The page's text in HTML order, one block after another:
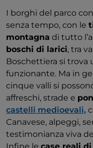
I borghi del parco
senza tempo, con le
montagna di tutto
boschi di larici, tra
Boschettiera si trova
funzionante. Ma in
cinque valli si
affreschi, strade e
castelli medioevali,
Canavese, alpeggi,
testimonianza viva